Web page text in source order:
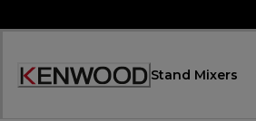
to
Декларация
Stand Mixers